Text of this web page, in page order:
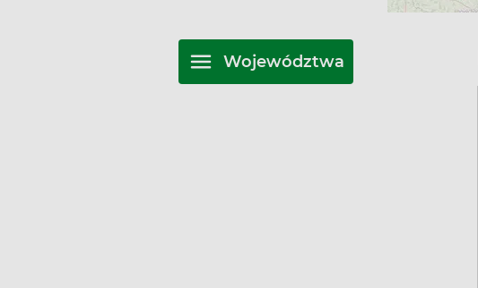
Województwa